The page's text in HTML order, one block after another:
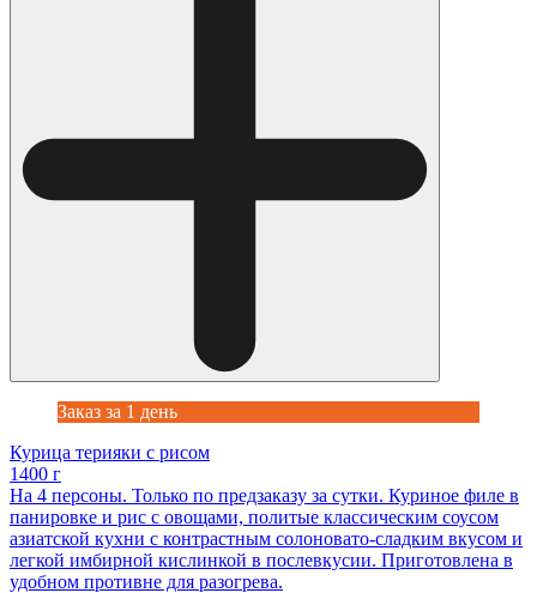
Заказ за 1 день
Курица терияки с рисом
1400 г
На 4 персоны. Только по предзаказу за сутки. Куриное филе в
панировке и рис с овощами, политые классическим соусом
азиатской кухни с контрастным солоновато-сладким вкусом и
легкой имбирной кислинкой в послевкусии. Приготовлена в
удобном противне для разогрева.